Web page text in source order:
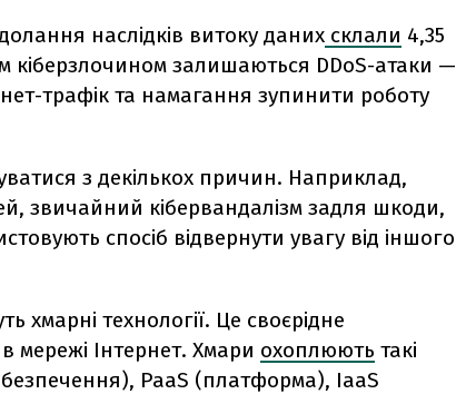
наслідків витоку даних склали 4,35
залишаються DDoS-атаки —
трафік та намагання зупинити роботу
з декількох причин. Наприклад,
звичайний кібервандалізм задля шкоди,
спосіб відвернути увагу від іншого
технології. Це своєрідне
мережі Інтернет. Хмари охоплюють такі
PaaS (платформа), IaaS